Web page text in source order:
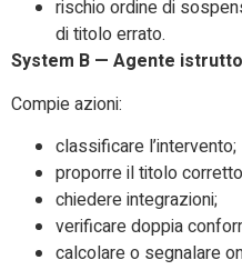
rischio ordine di
di titolo errato.
System B — Agente
Compie azioni:
classificare l’intervento;
proporre il titolo
chiedere integrazioni;
verificare doppia
calcolare o segnalare